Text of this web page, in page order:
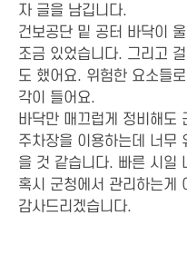
자 글을 남깁니다.
건보공단 밑 공터 바닥이
조금 있었습니다. 그리고
도 했어요. 위험한 요소들로
각이 들어요.
바닥만 매끄럽게 정비해도
주차장을 이용하는데 너무
을 것 같습니다. 빠른 시일
혹시 군청에서 관리하는게
감사드리겠습니다.